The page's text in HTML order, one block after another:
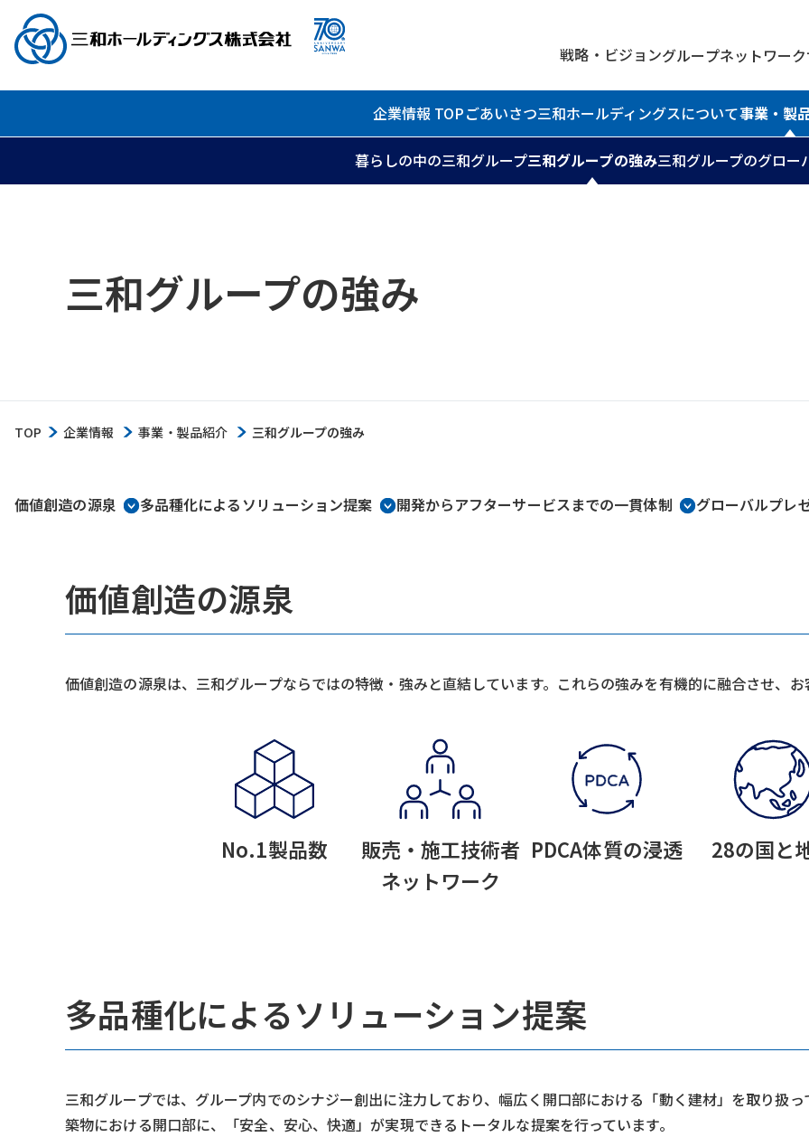
戦略・ビジョングループネットワーク
企業情報 TOPごあいさつ三和ホールディングスについて事業・製
暮らしの中の三和グループ三和グループの強み三和グループのグロー
三和グループの強み
TOP 企業情報 事業・製品紹介 三和グループの強み
価値創造の源泉 多品種化によるソリューション提案 開発からアフターサービスまでの一貫体制 グローバルプレ
価値創造の源泉
価値創造の源泉は、三和グループならではの特徴・強みと直結しています。これらの強みを有機的に融合させ、
No.1製品数
販売・施工技術者
ネットワーク
PDCA体質の浸透 28の国と
多品種化によるソリューション提案
三和グループでは、グループ内でのシナジー創出に注力しており、幅広く開口部における「動く建材」を取り扱
築物における開口部に、「安全、安心、快適」が実現できるトータルな提案を行っています。